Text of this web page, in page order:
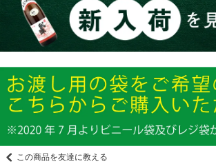
この商品を友達に教える